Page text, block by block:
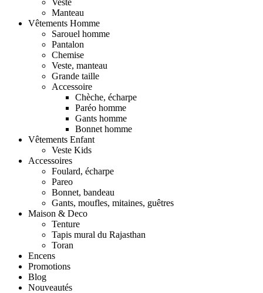
Veste
Manteau
Vêtements Homme
Sarouel homme
Pantalon
Chemise
Veste, manteau
Grande taille
Accessoire
Chèche, écharpe
Paréo homme
Gants homme
Bonnet homme
Vêtements Enfant
Veste Kids
Accessoires
Foulard, écharpe
Pareo
Bonnet, bandeau
Gants, moufles, mitaines, guêtres
Maison & Deco
Tenture
Tapis mural du Rajasthan
Toran
Encens
Promotions
Blog
Nouveautés